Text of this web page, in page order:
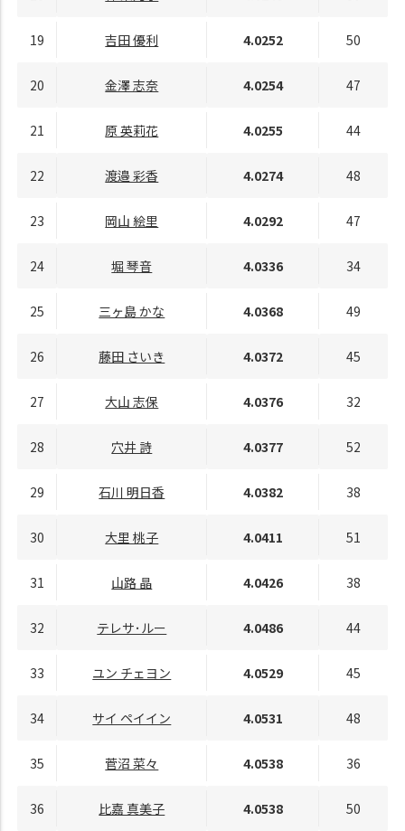
19 吉田 優利 4.0252 50
20 金澤 志奈 4.0254 47
21 原 英莉花 4.0255 44
22 渡邉 彩香 4.0274 48
23 岡山 絵里 4.0292 47
24 堀 琴音 4.0336 34
25 三ヶ島 かな 4.0368 49
26 藤田 さいき 4.0372 45
27 大山 志保 4.0376 32
28 穴井 詩 4.0377 52
29 石川 明日香 4.0382 38
30 大里 桃子 4.0411 51
31 山路 晶 4.0426 38
32 テレサ･ルー 4.0486 44
33 ユン チェヨン 4.0529 45
34 サイ ペイイン 4.0531 48
35 菅沼 菜々 4.0538 36
36 比嘉 真美子 4.0538 50